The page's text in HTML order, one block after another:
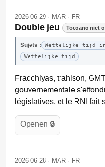
2026-06-29 · MAR · FR
Double jeu Toegang niet
Sujets :
Wettelijke tijd in
Wettelijke tijd
Fraqchiyas, trahison,
gouvernementale
législatives, et le RNI fait
Openen 🔒
2026-06-28 · MAR · FR